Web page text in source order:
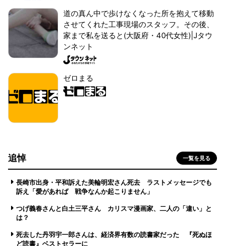
道の真ん中で歩けなくなった所を抱えて移動
させてくれた工事現場のスタッフ。その後、
家まで私を送ると(大阪府・40代女性)|Jタウ
ンネット
ゼロまる
追悼 一覧を見る
長崎市出身・平和訴えた美輪明宏さん死去 ラストメッセージでも
訴え「愛があれば 戦争なんか起こりません」
つげ義春さんと白土三平さん カリスマ漫画家、二人の「違い」と
は？
死去した丹羽宇一郎さんは、経済界有数の読書家だった 『死ぬほ
ど読書』ベストセラーに